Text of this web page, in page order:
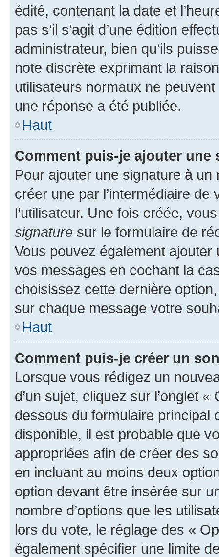
édité, contenant la date et
pas s’il s’agit d’une édition
administrateur, bien qu’ils
note discrète exprimant la
utilisateurs normaux ne
une réponse a été publiée.
Haut
Comment puis-je ajouter une
Pour ajouter une signature à un
créer une par l’intermédiaire
l’utilisateur. Une fois créée,
signature sur le formulaire de
Vous pouvez également
vos messages en cochant la
choisissez cette dernière
sur chaque message votre
Haut
Comment puis-je créer un
Lorsque vous rédigez un
d’un sujet, cliquez sur l’onglet
dessous du formulaire principal
disponible, il est probable que
appropriées afin de créer des
en incluant au moins deux
option devant être insérée sur
nombre d’options que les
lors du vote, le réglage des «
également spécifier une limite